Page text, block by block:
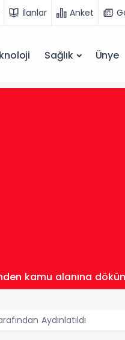
İlanlar Anket
Sağlık Ünye
kamu alanına
Aydınlatıldı